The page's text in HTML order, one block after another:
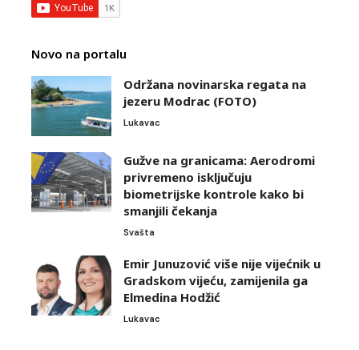
Novo na portalu
Održana novinarska regata na
jezeru Modrac (FOTO)
Lukavac
Gužve na granicama: Aerodromi
privremeno isključuju
biometrijske kontrole kako bi
smanjili čekanja
Svašta
Emir Junuzović više nije vijećnik u
Gradskom vijeću, zamijenila ga
Elmedina Hodžić
Lukavac